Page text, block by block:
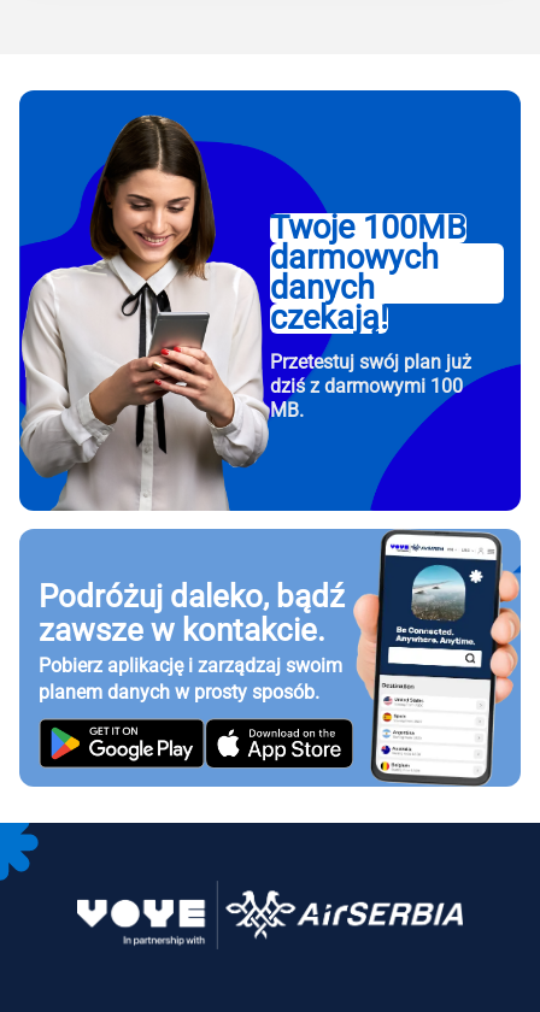
Twoje 100MB
darmowych
danych
czekają!
Przetestuj swój plan już
dziś z darmowymi 100
MB.
Podróżuj daleko, bądź
zawsze w kontakcie.
Pobierz aplikację i zarządzaj swoim
planem danych w prosty sposób.